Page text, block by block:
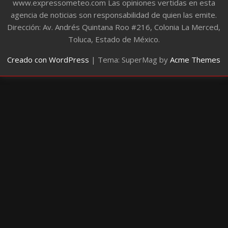
www.expressometeo.com Las opiniones vertidas en esta
agencia de noticias son responsabilidad de quien las emite.
Dirección: Av. Andrés Quintana Roo #216, Colonia La Merced,
Toluca, Estado de México.
Creado con WordPress | Tema: SuperMag byAcme Themes